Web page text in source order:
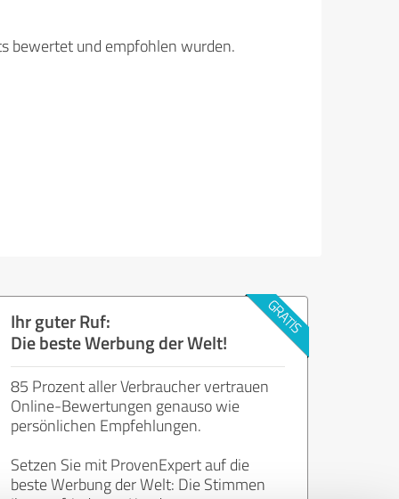
bewertet und empfohlen wurden.
Ihr guter Ruf:
Die beste Werbung der Welt!
85 Prozent aller Verbraucher vertrauen
Online-Bewertungen genauso wie
persönlichen Empfehlungen.
Setzen Sie mit ProvenExpert auf die
beste Werbung der Welt: Die Stimmen